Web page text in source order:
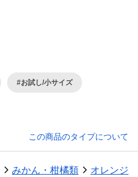
#お試し/小サイズ
この商品のタイプについて
みかん・柑橘類 オレンジ